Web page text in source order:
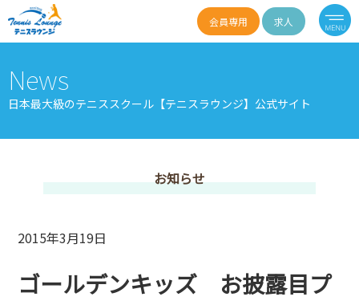
会員専用 求人
News
日本最大級のテニススクール【テニスラウンジ】公式サイト
お知らせ
2015年3月19日
ゴールデンキッズ お披露目プ